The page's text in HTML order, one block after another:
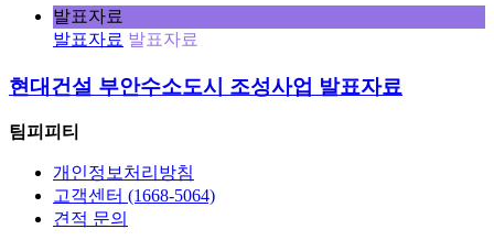
발표자료
발표자료 발표자료
현대건설 부안수소도시 조성사업 발표자료
팀피피티
개인정보처리방침
고객센터 (1668-5064)
견적 문의